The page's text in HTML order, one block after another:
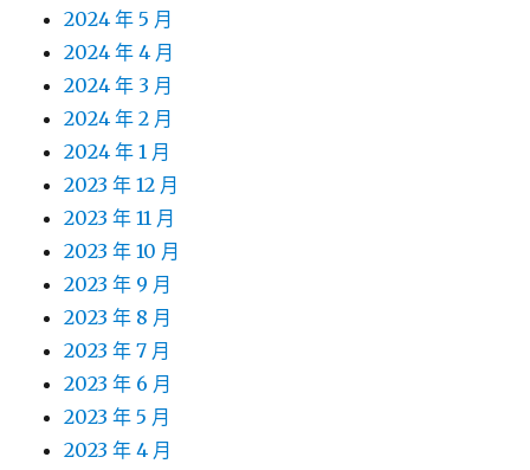
2024 年 5 月
2024 年 4 月
2024 年 3 月
2024 年 2 月
2024 年 1 月
2023 年 12 月
2023 年 11 月
2023 年 10 月
2023 年 9 月
2023 年 8 月
2023 年 7 月
2023 年 6 月
2023 年 5 月
2023 年 4 月